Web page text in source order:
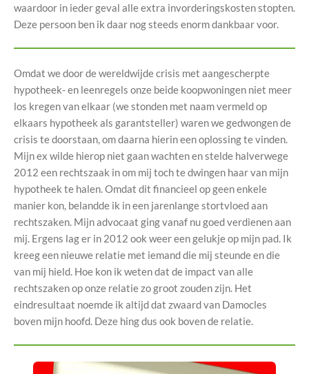
waardoor in ieder geval alle extra invorderingskosten stopten.
Deze persoon ben ik daar nog steeds enorm dankbaar voor.
Omdat we door de wereldwijde crisis met aangescherpte
hypotheek- en leenregels onze beide koopwoningen niet meer
los kregen van elkaar (we stonden met naam vermeld op
elkaars hypotheek als garantsteller) waren we gedwongen de
crisis te doorstaan, om daarna hierin een oplossing te vinden.
Mijn ex wilde hierop niet gaan wachten en stelde halverwege
2012 een rechtszaak in om mij toch te dwingen haar van mijn
hypotheek te halen. Omdat dit financieel op geen enkele
manier kon, belandde ik in een jarenlange stortvloed aan
rechtszaken. Mijn advocaat ging vanaf nu goed verdienen aan
mij. Ergens lag er in 2012 ook weer een gelukje op mijn pad. Ik
kreeg een nieuwe relatie met iemand die mij steunde en die
van mij hield. Hoe kon ik weten dat de impact van alle
rechtszaken op onze relatie zo groot zouden zijn. Het
eindresultaat noemde ik altijd dat zwaard van Damocles
boven mijn hoofd. Deze hing dus ook boven de relatie.